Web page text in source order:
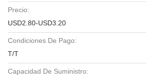
Precio:
USD2.80-USD3.20
Condiciones De Pago:
T/T
Capacidad De Suministro: